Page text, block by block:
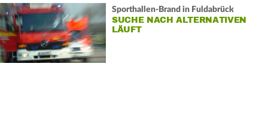
Sporthallen-Brand in Fuldabrück
SUCHE NACH ALTERNATIVEN
LÄUFT